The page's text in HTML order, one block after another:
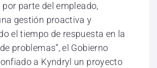
parte del empleado,
gestión proactiva y
el tiempo de respuesta en la
problemas”, el Gobierno
a Kyndryl un proyecto